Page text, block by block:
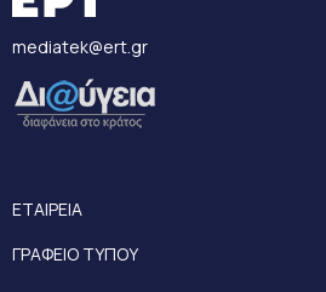
mediatek@ert.gr
ΕΤΑΙΡΕΙΑ
ΓΡΑΦΕΙΟ ΤΥΠΟΥ